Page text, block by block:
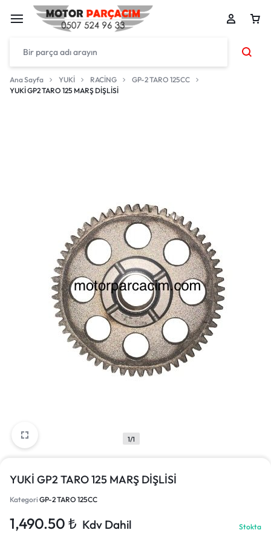
Ana Sayfa YUKİ RACİNG
GP-2 TARO 125CC
YUKİ GP2 TARO 125 MARŞ DİŞLİSİ
1/1
YUKİ GP2 TARO 125 MARŞ DİŞLİSİ
Kategori GP-2 TARO 125CC
1,490.50 ₺ Kdv Dahil Stokta